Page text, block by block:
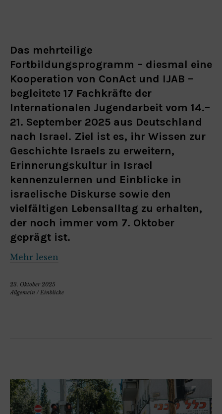
Das mehrteilige
Fortbildungsprogramm – diesmal eine
Kooperation von ConAct und IJAB –
begleitete 17 Fachkräfte der
Internationalen Jugendarbeit vom 14.–
21. September 2025 aus Deutschland
nach Israel. Ziel ist es, ihr Wissen zur
Geschichte Israels zu erweitern,
Erinnerungskultur in Israel
kennenzulernen und Einblicke in
israelische Diskurse sowie den
vielfältigen Lebensalltag zu erhalten,
der noch immer vom 7. Oktober
geprägt ist.
Mehr lesen
23. Oktober 2025
Allgemein / Einblicke